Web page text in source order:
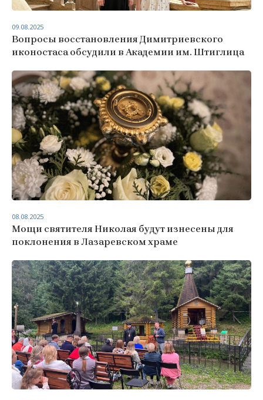
Вопросы восстановления Димитриевского
иконостаса обсудили в Академии им. Штиглица
09.08.2025
Мощи святителя Николая будут изнесены для
поклонения в Лазаревском храме
08.08.2025